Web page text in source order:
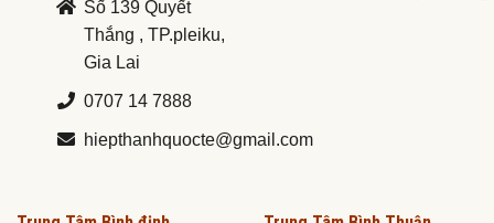
Số 139 Quyết
Thắng , TP.pleiku,
Gia Lai
0707 14 7888
hiepthanhquocte@gmail.com